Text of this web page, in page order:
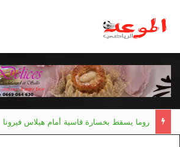
روما يسقط بخسارة قاسية أمام هيلاس فيرونا